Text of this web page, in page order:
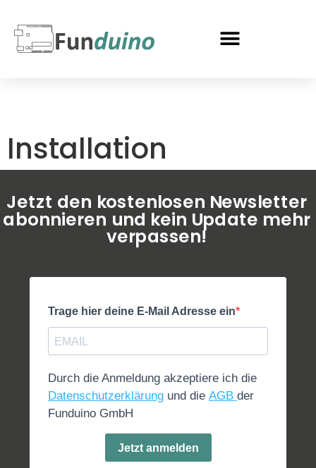
Installation
Jetzt den kostenlosen Newsletter
abonnieren und kein Update mehr
verpassen!
Trage hier deine E-Mail Adresse ein
Durch die Anmeldung akzeptiere ich die
Datenschutzerklärung und die AGB der
Funduino GmbH
Jetzt anmelden
Wenn du eine technische Frage hast, kann ich dir
sicherlich weiterhelfen. Bei Fragen rund um eine
Kundendienst.